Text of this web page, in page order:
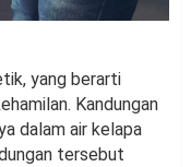
yang berarti
Kandungan
dalam air kelapa
tersebut